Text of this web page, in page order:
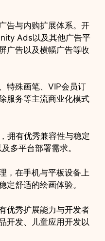
告与内购扩展体系。开
Ads以及其他广告平
广告以及横幅广告等收
特殊画笔、VIP会员订
服务等主流商业化模式
拥有优秀兼容性与稳定
多平台部署需求。
，在手机与平板设备上
定舒适的绘画体验。
优秀扩展能力与开发者
开发、儿童应用开发以